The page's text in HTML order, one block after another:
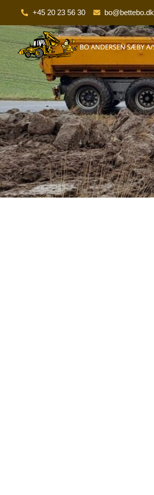
+45 20 23 56 30 bo@bettebo.dk